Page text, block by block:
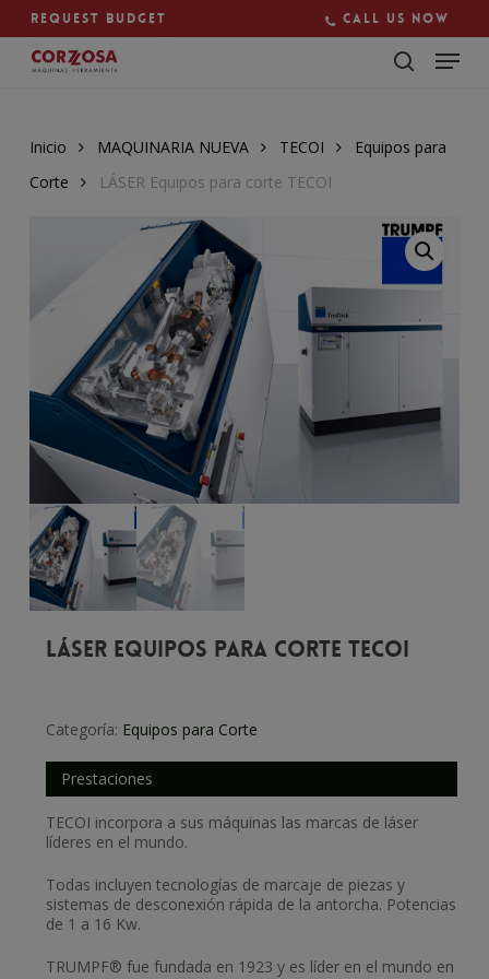
main
content
Request budget Call us now
Inicio MAQUINARIA NUEVA TECOI
Equipos para
Corte
LÁSER Equipos para corte TECOI
LÁSER Equipos para corte TECOI
Categoría: Equipos para Corte
Prestaciones
TECOI incorpora a sus máquinas las marcas de láser
líderes en el mundo.
Todas incluyen tecnologías de marcaje de piezas y
sistemas de desconexión rápida de la antorcha. Potencias
de 1 a 16 Kw.
TRUMPF® fue fundada en 1923 y es líder en el mundo en
Close